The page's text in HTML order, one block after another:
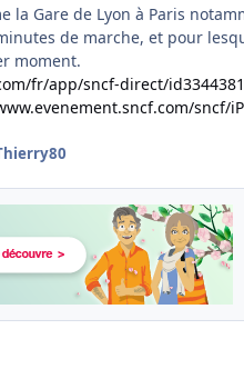
la Gare de Lyon à Paris
de marche, et pour
moment.
fr/app/sncf-direct/
sncf/